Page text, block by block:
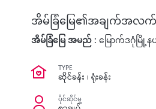
အိမ်ခြံမြေ၏အချက်အလက်မ
အိမ်ခြံမြေ အမည် : မြောက်ဒဂုံမြို့
TYPE
ဆိုင်ခန်း ၊ ရုံးခန်း
ပိုင်ဆိုင်မှု့